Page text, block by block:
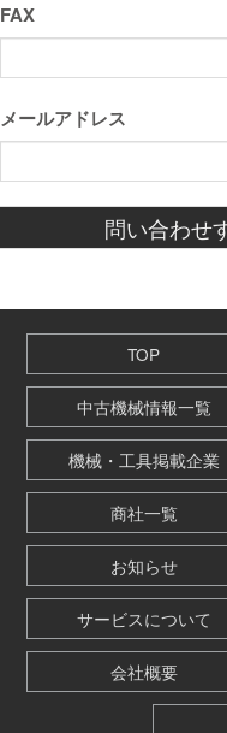
FAX
メールアドレス
TOP
中古機械情報一覧
機械・工具掲載企業
商社一覧
お知らせ
サービスについて
会社概要